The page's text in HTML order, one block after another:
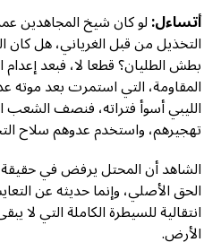
أتساءل:لو كان شيخ المجاهدين
التخذيل من قبل الغرياني، هل
بطش الطليان؟ قطعا لا، فبعد إعدام
المقاومة، التي استمرت بعد
الليبي أسوأ فتراته، فنصف الشعب
تهجيرهم، واستخدم عدوهم سلاح
الشاهد أن المحتل يرفض في
الحق الأصلي، وإنما حديثه عن
انتقالية للسيطرة الكاملة التي
الأرض.